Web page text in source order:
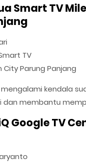
Smart TV
TV
City Parung Panjang
kendala
dan membantu
Google TV